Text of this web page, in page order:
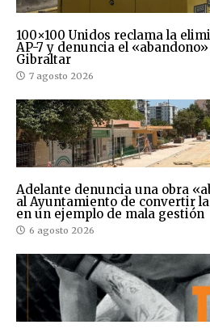
100×100 Unidos reclama la
AP-7 y denuncia el
Gibraltar
7 agosto 2026
Adelante denuncia una obra
al Ayuntamiento de convertir
en un ejemplo de mala gestión
6 agosto 2026